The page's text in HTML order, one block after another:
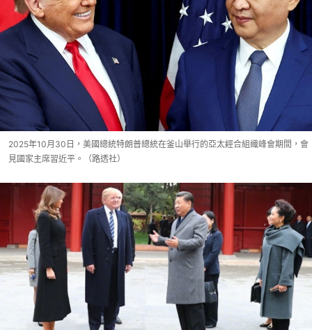
2025年10月30日，美國總統特朗普總統在釜山舉行的亞太經合組織峰會期間，會
見國家主席習近平。（路透社）